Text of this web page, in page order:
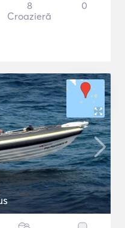
8
Croazieră
0